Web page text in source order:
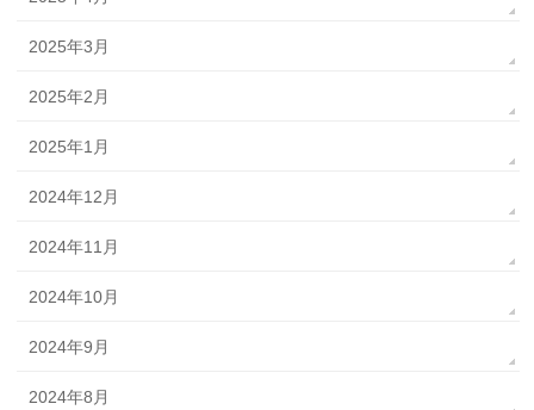
2025年3月
2025年2月
2025年1月
2024年12月
2024年11月
2024年10月
2024年9月
2024年8月